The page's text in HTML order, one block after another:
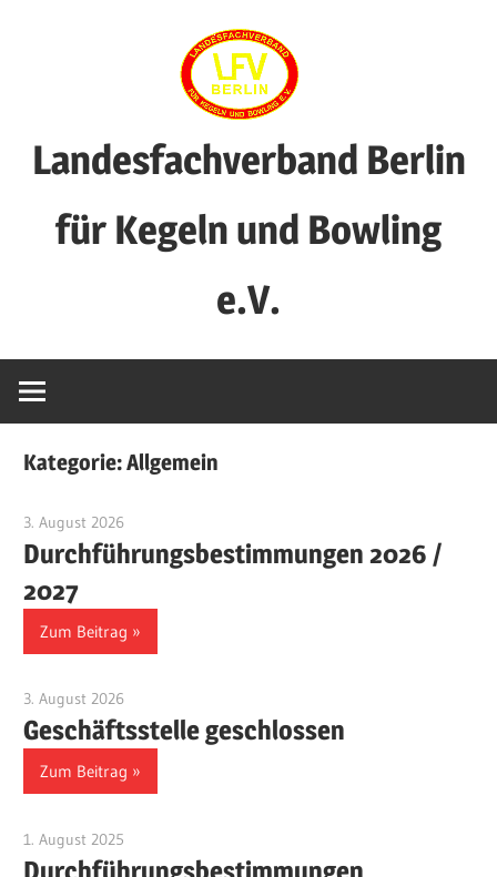
Landesfachverband Berlin
für Kegeln und Bowling
e.V.
Kategorie:Allgemein
3. August 2026
Durchführungsbestimmungen 2026 /
2027
Zum Beitrag
3. August 2026
Geschäftsstelle geschlossen
Zum Beitrag
1. August 2025
Durchführungsbestimmungen